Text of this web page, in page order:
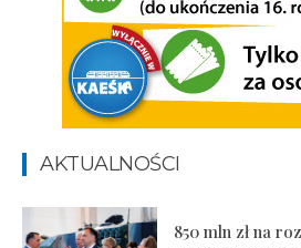
AKTUALNOŚCI
850 mln zł na